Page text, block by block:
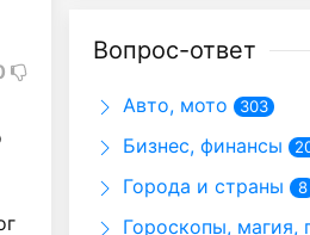
Вопрос-ответ
Авто, мото 303
Бизнес, финансы
Города и страны 8
Гороскопы, магия,